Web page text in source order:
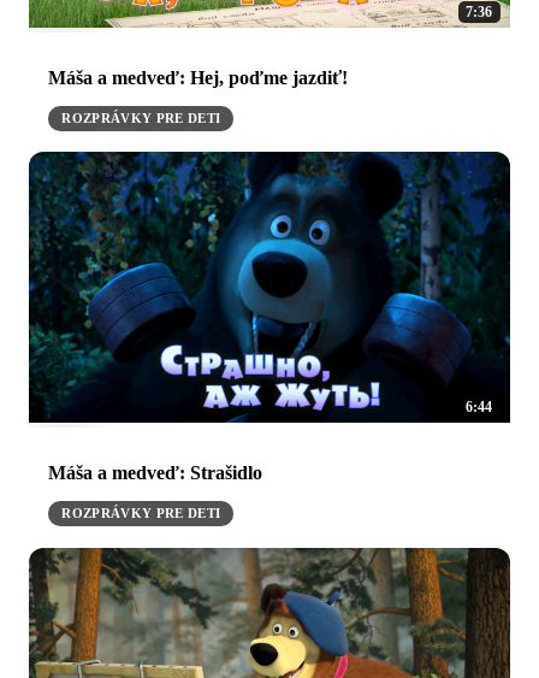
7:36
Máša a medveď: Hej, poďme jazdiť!
ROZPRÁVKY PRE DETI
6:44
Máša a medveď: Strašidlo
ROZPRÁVKY PRE DETI